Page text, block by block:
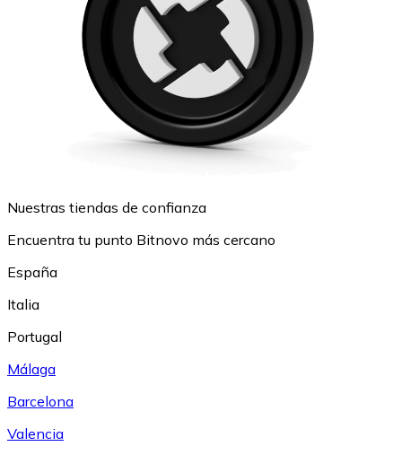
Nuestras tiendas de confianza
Encuentra tu punto Bitnovo más cercano
España
Italia
Portugal
Málaga
Barcelona
Valencia